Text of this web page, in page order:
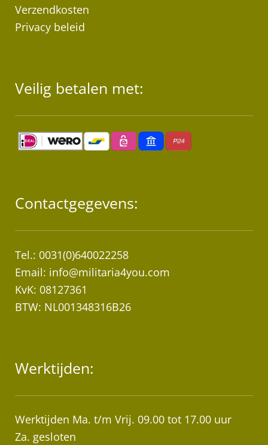
Verzendkosten
Privacy beleid
Veilig betalen met:
Contactgegevens:
Tel.: 0031(0)640022258
Email: info@militaria4you.com
KvK: 08127361
BTW: NL001348316B26
Werktijden:
Werktijden Ma. t/m Vrij. 09.00 tot 17.00 uur
Za. gesloten